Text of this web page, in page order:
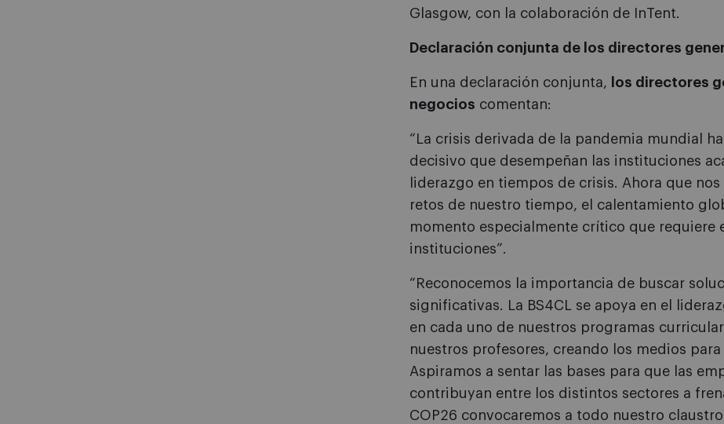
Glasgow, con la colaboración de InTent.
Declaración conjunta de los directores
En una declaración conjunta,
los directores
negocios comentan:
“La crisis derivada de la pandemia mundial
decisivo que desempeñan las instituciones
liderazgo en tiempos de crisis. Ahora que
retos de nuestro tiempo, el calentamiento
momento especialmente crítico que requiere
instituciones”.
“Reconocemos la importancia de buscar
significativas. La BS4CL se apoya en el
en cada uno de nuestros programas
nuestros profesores, creando los medios
Aspiramos a sentar las bases para que las
contribuyan entre los distintos sectores a
COP26 convocaremos a todo nuestro